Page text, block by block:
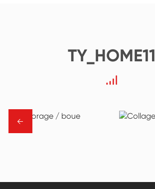
TY_HOME11
→